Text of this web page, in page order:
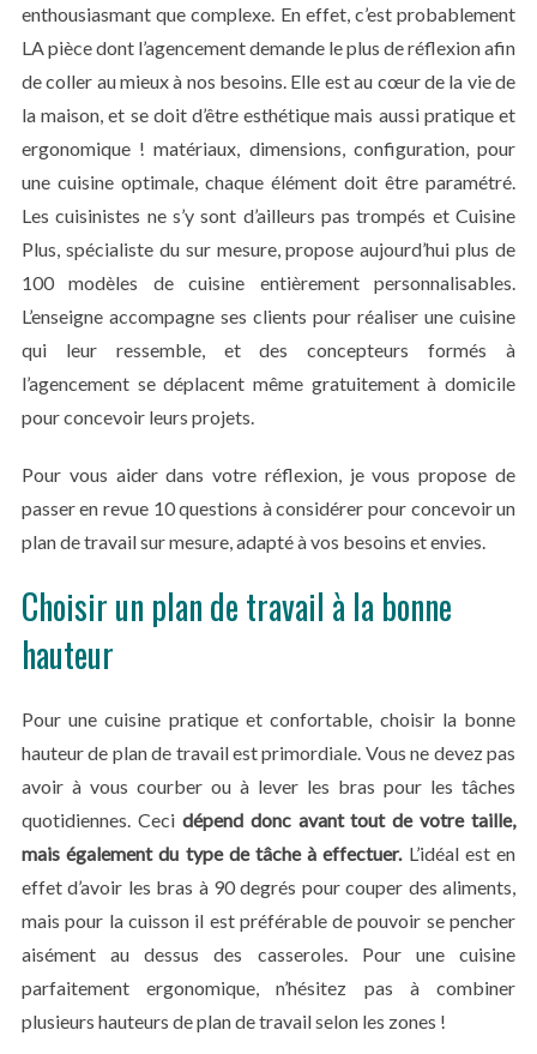
enthousiasmant que complexe. En effet, c’est probablement
LA pièce dont l’agencement demande le plus de réflexion afin
de coller au mieux à nos besoins. Elle est au cœur de la vie de
la maison, et se doit d’être esthétique mais aussi pratique et
ergonomique ! matériaux, dimensions, configuration, pour
une cuisine optimale, chaque élément doit être paramétré.
Les cuisinistes ne s’y sont d’ailleurs pas trompés et Cuisine
Plus, spécialiste du sur mesure, propose aujourd’hui plus de
100 modèles de cuisine entièrement personnalisables.
L’enseigne accompagne ses clients pour réaliser une cuisine
qui leur ressemble, et des concepteurs formés à
l’agencement se déplacent même gratuitement à domicile
pour concevoir leurs projets.
Pour vous aider dans votre réflexion, je vous propose de
passer en revue 10 questions à considérer pour concevoir un
plan de travail sur mesure, adapté à vos besoins et envies.
Choisir un plan de travail à la bonne
hauteur
Pour une cuisine pratique et confortable, choisir la bonne
hauteur de plan de travail est primordiale. Vous ne devez pas
avoir à vous courber ou à lever les bras pour les tâches
quotidiennes. Ceci dépend donc avant tout de votre taille,
mais également du type de tâche à effectuer.L’idéal est en
effet d’avoir les bras à 90 degrés pour couper des aliments,
mais pour la cuisson il est préférable de pouvoir se pencher
aisément au dessus des casseroles. Pour une cuisine
parfaitement ergonomique, n’hésitez pas à combiner
plusieurs hauteurs de plan de travail selon les zones !